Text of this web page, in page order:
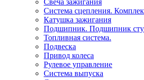
Свеча зажигания
Система сцепления.
Катушка зажигания
Подшипник. Подшипник
Топливная система.
Подвеска
Привод колеса
Рулевое управление
Система выпуска